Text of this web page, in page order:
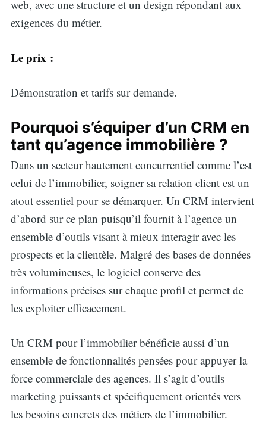
web, avec une structure et un design répondant aux
exigences du métier.
Le prix :
Démonstration et tarifs sur demande.
Pourquoi s’équiper d’un CRM en
tant qu’agence immobilière ?
Dans un secteur hautement concurrentiel comme l’est
celui de l’immobilier, soigner sa relation client est un
atout essentiel pour se démarquer. Un CRM intervient
d’abord sur ce plan puisqu’il fournit à l’agence un
ensemble d’outils visant à mieux interagir avec les
prospects et la clientèle. Malgré des bases de données
très volumineuses, le logiciel conserve des
informations précises sur chaque profil et permet de
les exploiter efficacement.
Un CRM pour l’immobilier bénéficie aussi d’un
ensemble de fonctionnalités pensées pour appuyer la
force commerciale des agences. Il s’agit d’outils
marketing puissants et spécifiquement orientés vers
les besoins concrets des métiers de l’immobilier.